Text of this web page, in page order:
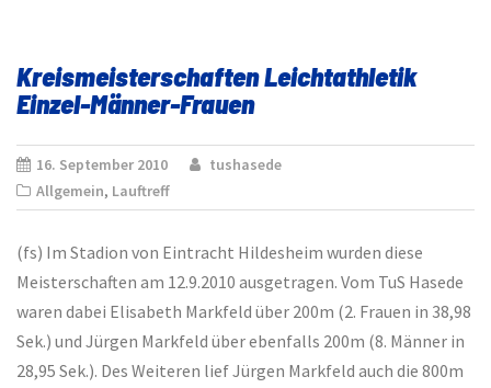
Kreismeisterschaften Leichtathletik
Einzel-Männer-Frauen
16. September 2010
tushasede
Allgemein, Lauftreff
(fs) Im Stadion von Eintracht Hildesheim wurden diese
Meisterschaften am 12.9.2010 ausgetragen. Vom TuS Hasede
waren dabei Elisabeth Markfeld über 200m (2. Frauen in 38,98
Sek.) und Jürgen Markfeld über ebenfalls 200m (8. Männer in
28,95 Sek.). Des Weiteren lief Jürgen Markfeld auch die 800m